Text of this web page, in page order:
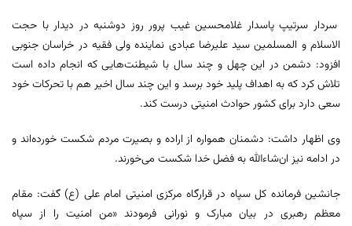
سردار سرتیپ پاسدار غلامحسین غیب‌ پرور روز دوشنبه در دیدار با حجت
الاسلام و المسلمین سید علیرضا عبادی نماینده ولی فقیه در خراسان جنوبی
افزود: دشمن در این چهل و چند سال با شیطنت‌هایی که انجام داده است
تلاش کرد که به اهداف پلید خود برسد و این چند سال اخیر هم با تحرکات خود
سعی دارد برای کشور حوادث امنیتی درست کند.
وی اظهار داشت: دشمنان همواره از اراده و بصیرت مردم شکست خورده‌اند و
در ادامه نیز ان‌شاءالله به فضل خدا شکست می‌خورند.
جانشین فرمانده کل سپاه در قرارگاه مرکزی امنیتی امام علی (ع) گفت: مقام
معظم رهبری در بیان مبارک و نورانی فرمودند «من امنیت را از سپاه